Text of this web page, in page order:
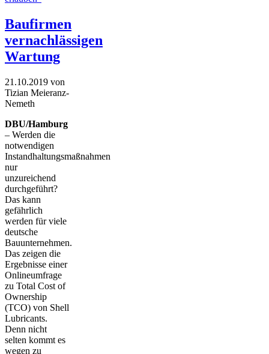
Baufirmen
vernachlässigen
Wartung
21.10.2019 von
Tizian Meieranz-
Nemeth
DBU/Hamburg
– Werden die
notwendigen
Instandhaltungsmaßnahmen
nur
unzureichend
durchgeführt?
Das kann
gefährlich
werden für viele
deutsche
Bauunternehmen.
Das zeigen die
Ergebnisse einer
Onlineumfrage
zu Total Cost of
Ownership
(TCO) von Shell
Lubricants.
Denn nicht
selten kommt es
wegen zu